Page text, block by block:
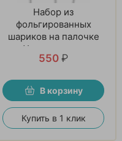
Набор из
фольгированных
шариков на палочке
«Ударная сила»
550 ₽
В корзину
Купить в 1 клик